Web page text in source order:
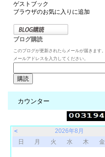
ゲストブック
ブラウザのお気に入りに追加
ブログ購読
このブログが更新されたらメールが届きます。
メールアドレスを入力してください。
カウンター
＜ 2026年8月
日
月 火 水 木 金